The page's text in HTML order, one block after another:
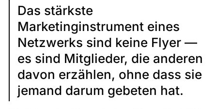
Das stärkste
Marketinginstrument eines
Netzwerks sind keine Flyer —
es sind Mitglieder, die anderen
davon erzählen, ohne dass sie
jemand darum gebeten hat.